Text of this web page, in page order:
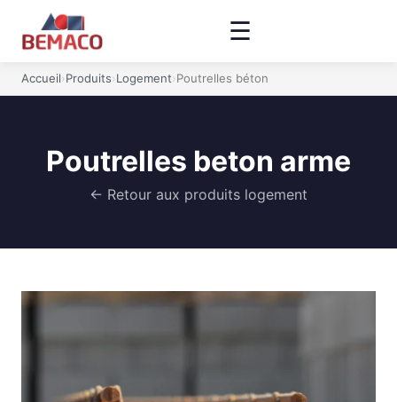
☰
Accueil›Produits›Logement›Poutrelles béton
Poutrelles beton arme
← Retour aux produits logement